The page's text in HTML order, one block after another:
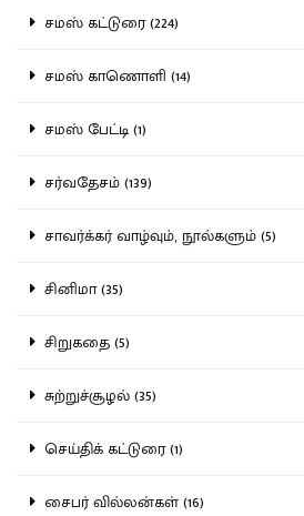
சமஸ் கட்டுரை (224)
சமஸ் காணொளி (14)
சமஸ் பேட்டி (1)
சர்வதேசம் (139)
சாவர்க்கர் வாழ்வும், நூல்களும் (5)
சினிமா (35)
சிறுகதை (5)
சுற்றுச்சூழல் (35)
செய்திக் கட்டுரை (1)
சைபர் வில்லன்கள் (16)